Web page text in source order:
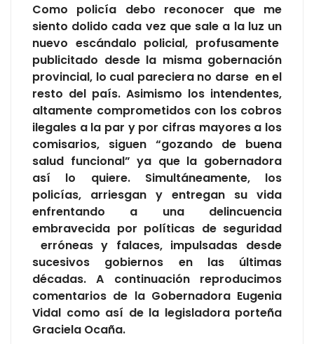
Como policía debo reconocer que me
siento dolido cada vez que sale a la luz un
nuevo escándalo policial, profusamente
publicitado desde la misma gobernación
provincial, lo cual pareciera no darse en el
resto del país. Asimismo los intendentes,
altamente comprometidos con los cobros
ilegales a la par y por cifras mayores a los
comisarios, siguen “gozando de buena
salud funcional” ya que la gobernadora
así lo quiere. Simultáneamente, los
policías, arriesgan y entregan su vida
enfrentando a una delincuencia
embravecida por políticas de seguridad
erróneas y falaces, impulsadas desde
sucesivos gobiernos en las últimas
décadas. A continuación reproducimos
comentarios de la Gobernadora Eugenia
Vidal como así de la legisladora porteña
Graciela Ocaña.